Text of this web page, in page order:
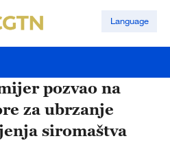
Language
pozvao na
za ubrzanje
siromaštva